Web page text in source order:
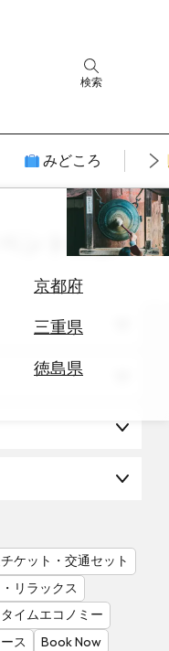
検索
みどころ
京都府
三重県
徳島県
ント体験 ×
ケット・交通セット
リラックス
イムエコノミー
ス Book Now